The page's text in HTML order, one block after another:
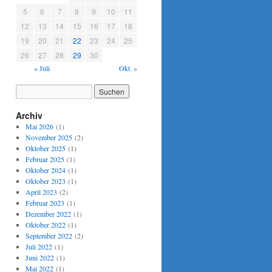
5
6 7 8 9 10
11
12
13 14 15 16 17
18
19
20 21 22 23 24
25
26
27 28 29 30
« Juli Okt. »
Archiv
Mai 2026(1)
November 2025(2)
Oktober 2025(1)
Februar 2025(1)
Oktober 2024(1)
Oktober 2023 (1)
April 2023 (2)
Februar 2023 (1)
Dezember 2022(1)
Oktober 2022(1)
September 2022(2)
Juli 2022(1)
Juni 2022(1)
Mai 2022(1)